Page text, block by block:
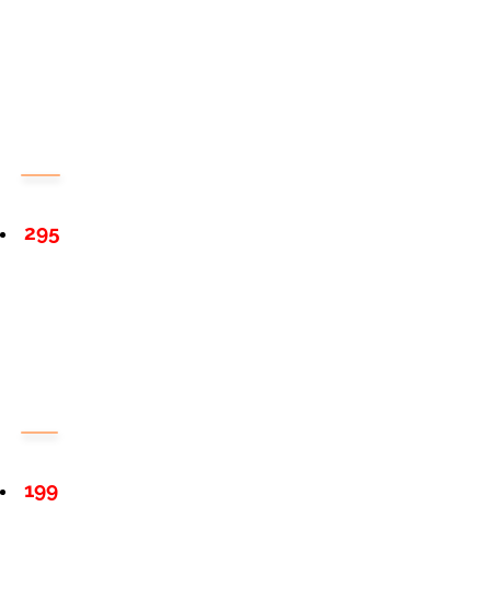
295
199